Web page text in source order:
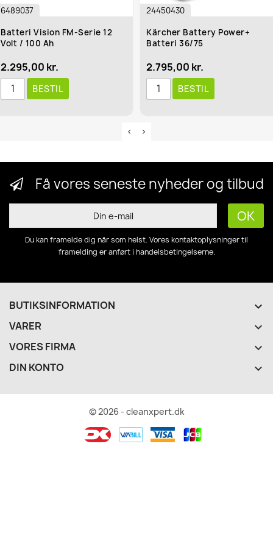
6489037
Batteri Vision FM-Serie 12
Volt / 100 Ah
2.295,00 kr.
BESTIL
24450430
Kärcher Battery Power+
Batteri 36/75
2.795,00 kr.
BESTIL
Få vores seneste nyheder og tilbud
Du kan framelde dig når som helst. Vores kontaktoplysninger til
framelding er anført i handelsbetingelserne.
BUTIKSINFORMATION keyboard_arrow_down
VARER 
VORES FIRMA 
DIN KONTO 
© 2026 - cleanxpert.dk